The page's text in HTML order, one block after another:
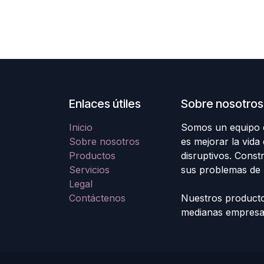
Enlaces útiles
Inicio
Sobre nosotros
Productos
Servicios
Legal
Contáctenos
Sobre nosotros
Somos un equipo
es mejorar la
disruptivos.
sus problemas de
Nuestros
medianas